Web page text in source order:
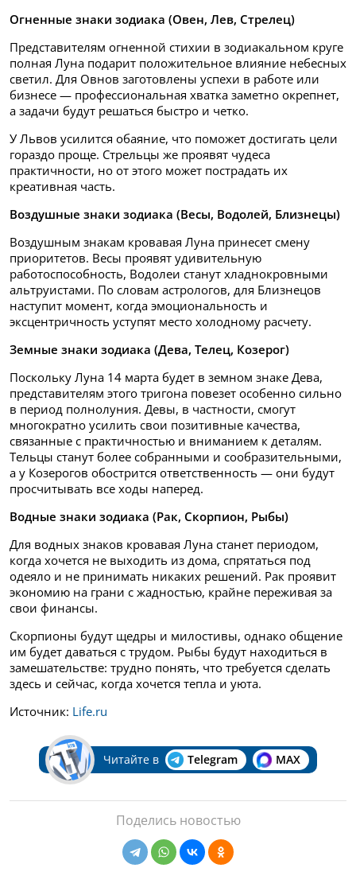
Огненные знаки зодиака (Овен, Лев, Стрелец)
Представителям огненной стихии в зодиакальном круге
полная Луна подарит положительное влияние небесных
светил. Для Овнов заготовлены успехи в работе или
бизнесе — профессиональная хватка заметно окрепнет,
а задачи будут решаться быстро и четко.
У Львов усилится обаяние, что поможет достигать цели
гораздо проще. Стрельцы же проявят чудеса
практичности, но от этого может пострадать их
креативная часть.
Воздушные знаки зодиака (Весы, Водолей, Близнецы)
Воздушным знакам кровавая Луна принесет смену
приоритетов. Весы проявят удивительную
работоспособность, Водолеи станут хладнокровными
альтруистами. По словам астрологов, для Близнецов
наступит момент, когда эмоциональность и
эксцентричность уступят место холодному расчету.
Земные знаки зодиака (Дева, Телец, Козерог)
Поскольку Луна 14 марта будет в земном знаке Дева,
представителям этого тригона повезет особенно сильно
в период полнолуния. Девы, в частности, смогут
многократно усилить свои позитивные качества,
связанные с практичностью и вниманием к деталям.
Тельцы станут более собранными и сообразительными,
а у Козерогов обострится ответственность — они будут
просчитывать все ходы наперед.
Водные знаки зодиака (Рак, Скорпион, Рыбы)
Для водных знаков кровавая Луна станет периодом,
когда хочется не выходить из дома, спрятаться под
одеяло и не принимать никаких решений. Рак проявит
экономию на грани с жадностью, крайне переживая за
свои финансы.
Скорпионы будут щедры и милостивы, однако общение
им будет даваться с трудом. Рыбы будут находиться в
замешательстве: трудно понять, что требуется сделать
здесь и сейчас, когда хочется тепла и уюта.
Источник: Life.ru
Читайте в Telegram MAX
Поделись новостью